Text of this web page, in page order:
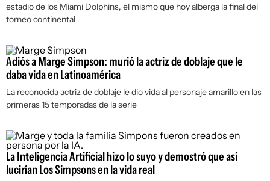
estadio de los Miami Dolphins, el mismo que hoy alberga la final del
torneo continental
Adiós a Marge Simpson: murió la actriz de doblaje que le
daba vida en Latinoamérica
La reconocida actriz de doblaje le dio vida al personaje amarillo en las
primeras 15 temporadas de la serie
La Inteligencia Artificial hizo lo suyo y demostró que así
lucirían Los Simpsons en la vida real